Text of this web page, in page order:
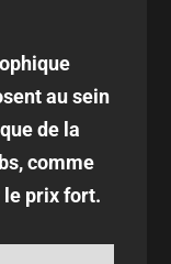
au sein
de la
comme
le prix fort.